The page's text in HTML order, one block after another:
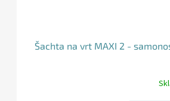
Šachta na vrt MAXI 2 -